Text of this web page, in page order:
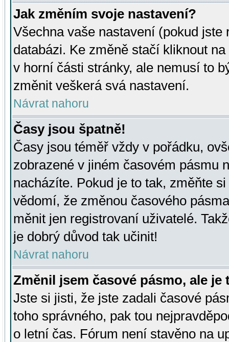
Jak změním svoje nastavení?
Všechna vaše nastavení (pokud
databázi. Ke změně stačí kliknout
v horní části stránky, ale nemusí to
změnit veškerá svá nastavení.
Návrat nahoru
Časy jsou špatně!
Časy jsou téměř vždy v pořádku,
zobrazené v jiném časovém pásmu
nacházíte. Pokud je to tak, změňte
vědomí, že změnou časového
měnit jen registrovaní uživatelé.
je dobrý důvod tak učinit!
Návrat nahoru
Změnil jsem časové pásmo, ale je
Jste si jisti, že jste zadali časové
toho správného, pak tou
o letní čas. Fórum není stavěno na